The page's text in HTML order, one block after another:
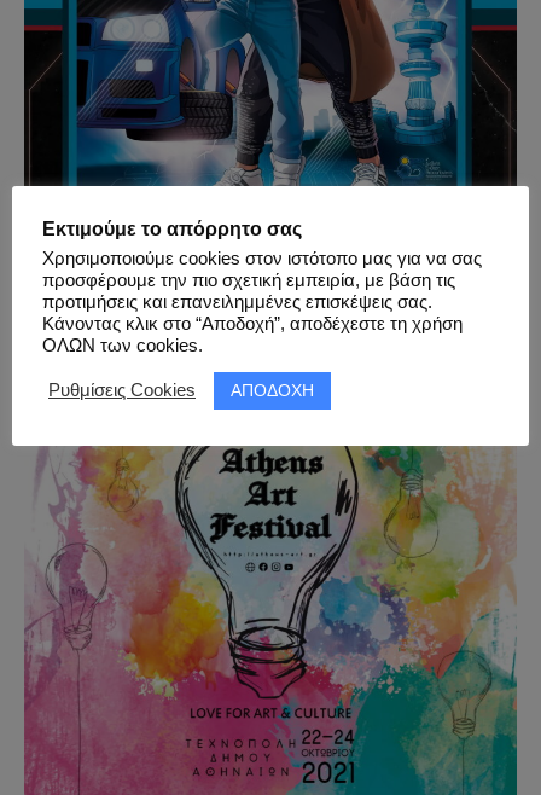
11-19.09.2021 – eGaming 2021
Εκτιμούμε το απόρρητο σας
Χρησιμοποιούμε cookies στον ιστότοπο μας για να σας
προσφέρουμε την πιο σχετική εμπειρία, με βάση τις
προτιμήσεις και επανειλημμένες επισκέψεις σας.
Κάνοντας κλικ στο “Αποδοχή”, αποδέχεστε τη χρήση
ΟΛΩΝ των cookies.
Ρυθμίσεις Cookies ΑΠΟΔΟΧΗ